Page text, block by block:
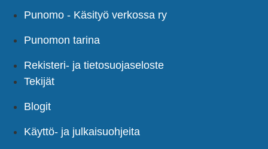
Punomo - Käsityö verkossa ry
Punomon tarina
Rekisteri- ja tietosuojaseloste
Tekijät
Blogit
Käyttö- ja julkaisuohjeita